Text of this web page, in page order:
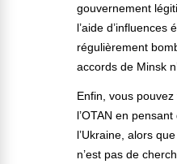
gouvernement
l’aide
régulièrement
accords de Minsk
Enfin, vous
l’OTAN en
l’Ukraine, alors
n’est pas de